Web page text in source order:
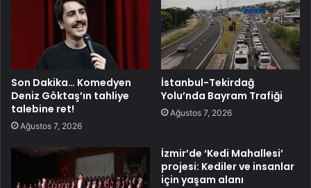
Son Dakika… Komedyen
Deniz Göktaş’ın tahliye
talebine ret!
Ağustos 7, 2026
İstanbul-Tekirdağ
Yolu’nda Bayram Trafiği
Ağustos 7, 2026
İzmir’de ‘Kedi Mahallesi’
projesi: Kediler ve insanlar
için yaşam alanı